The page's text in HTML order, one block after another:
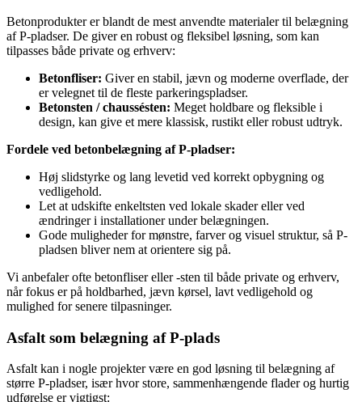
Betonprodukter er blandt de mest anvendte materialer til belægning
af P-pladser. De giver en robust og fleksibel løsning, som kan
tilpasses både private og erhverv:
Betonfliser: Giver en stabil, jævn og moderne overflade, der
er velegnet til de fleste parkeringspladser.
Betonsten / chaussésten: Meget holdbare og fleksible i
design, kan give et mere klassisk, rustikt eller robust udtryk.
Fordele ved betonbelægning af P-pladser:
Høj slidstyrke og lang levetid ved korrekt opbygning og
vedligehold.
Let at udskifte enkeltsten ved lokale skader eller ved
ændringer i installationer under belægningen.
Gode muligheder for mønstre, farver og visuel struktur, så P-
pladsen bliver nem at orientere sig på.
Vi anbefaler ofte betonfliser eller -sten til både private og erhverv,
når fokus er på holdbarhed, jævn kørsel, lavt vedligehold og
mulighed for senere tilpasninger.
Asfalt som belægning af P-plads
Asfalt kan i nogle projekter være en god løsning til belægning af
større P-pladser, især hvor store, sammenhængende flader og hurtig
udførelse er vigtigst: